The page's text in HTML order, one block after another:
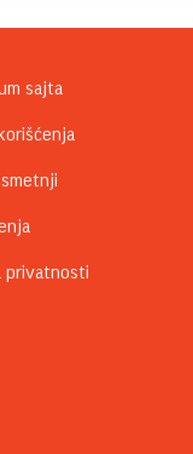
sajta
privatnosti